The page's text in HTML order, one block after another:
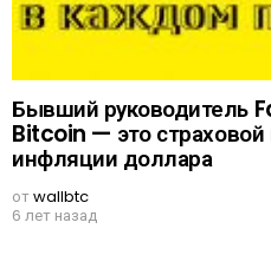
Бывший руководитель
Bitcoin — это страховой
инфляции доллара
отwallbtc
6 лет назад